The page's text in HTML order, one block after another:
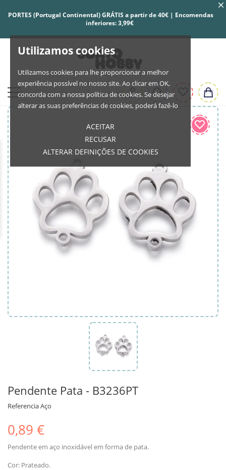
Utilizamos cookies
Utilizamos cookies para lhe proporcionar a melhor
experiência possível no nosso site. Ao clicar em OK,
concorda com a nossa política de cookies. Se desejar
alterar as suas preferências de cookies, poderá fazê-lo
ACEITAR
RECUSAR
ALTERAR DEFINIÇÕES DE COOKIES
PORTES (Portugal Continental) GRÁTIS a partir de 40€ | Encomendas
inferiores: 3,99€
Pendente Pata - B3236PT
ReferenciaAço
0,89 €
Pendente em aço inoxidável em forma de pata.
Cor: Prateado.